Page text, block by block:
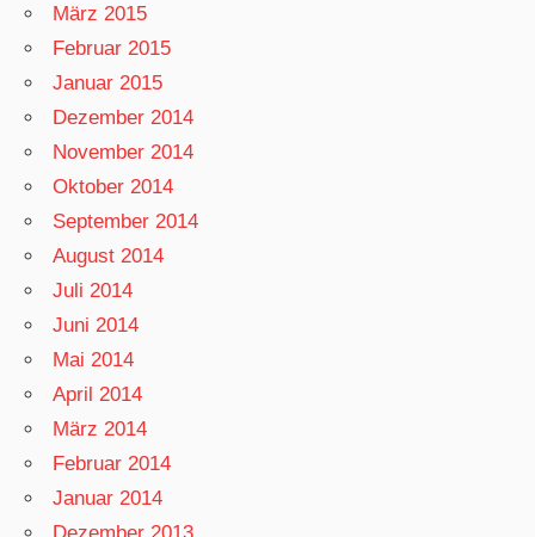
März 2015
Februar 2015
Januar 2015
Dezember 2014
November 2014
Oktober 2014
September 2014
August 2014
Juli 2014
Juni 2014
Mai 2014
April 2014
März 2014
Februar 2014
Januar 2014
Dezember 2013